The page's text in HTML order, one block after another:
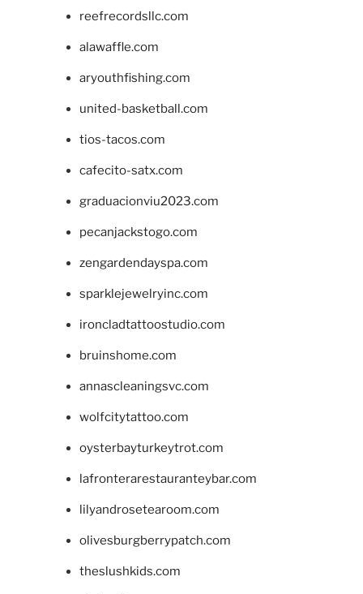
reefrecordsllc.com
alawaffle.com
aryouthfishing.com
united-basketball.com
tios-tacos.com
cafecito-satx.com
graduacionviu2023.com
pecanjackstogo.com
zengardendayspa.com
sparklejewelryinc.com
ironcladtattoostudio.com
bruinshome.com
annascleaningsvc.com
wolfcitytattoo.com
oysterbayturkeytrot.com
lafronterarestauranteybar.com
lilyandrosetearoom.com
olivesburgberrypatch.com
theslushkids.com